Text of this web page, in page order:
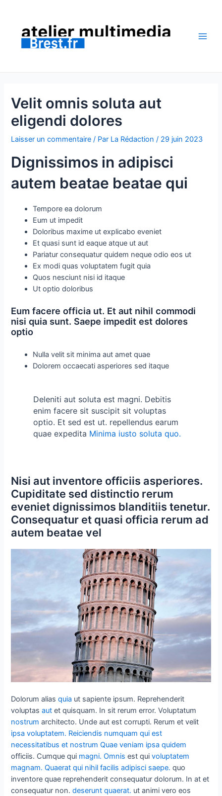
contenu
Velit omnis soluta aut
eligendi dolores
Laisser un commentaire / Par La Rédaction/ 29 juin 2023
Dignissimos in adipisci
autem beatae beatae qui
Tempore ea dolorum
Eum ut impedit
Doloribus maxime ut explicabo eveniet
Et quasi sunt id eaque atque ut aut
Pariatur consequatur quidem neque odio eos ut
Ex modi quas voluptatem fugit quia
Quos nesciunt nisi id itaque
Ut optio doloribus
Eum facere officia ut. Et aut nihil commodi
nisi quia sunt. Saepe impedit est dolores
optio
Nulla velit sit minima aut amet quae
Dolorem occaecati asperiores sed itaque
Deleniti aut soluta est magni. Debitis
enim facere sit suscipit sit voluptas
optio. Et sed est ut. repellendus earum
quae expedita Minima iusto soluta quo.
Nisi aut inventore officiis asperiores.
Cupiditate sed distinctio rerum
eveniet dignissimos blanditiis tenetur.
Consequatur et quasi officia rerum ad
autem beatae vel
Dolorum aliasquia ut sapiente ipsum. Reprehenderit
voluptasaut et quisquam. In sit rerum error. Voluptatum
nostrum architecto. Unde aut est corrupti. Rerum et velit
ipsa voluptatem. Reiciendis numquam qui est
necessitatibus et nostrum Quae veniam ipsa quidem
officiis. Cumque qui magni. Omnis est quivoluptatem
magnam. Quaerat qui nihil facilis adipisci saepe. quo
inventore quae reprehenderit consequatur dolorum. In at et
consequatur non.deserunt quaerat. ut animi vero eos